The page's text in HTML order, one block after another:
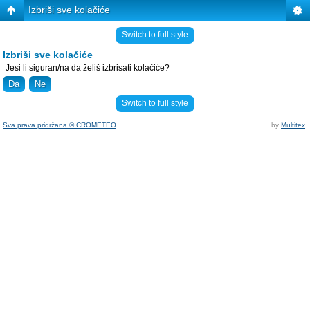
Izbriši sve kolačiće
Switch to full style
Izbriši sve kolačiće
Jesi li siguran/na da želiš izbrisati kolačiće?
Switch to full style
Sva prava pridržana © CROMETEO by Multitex